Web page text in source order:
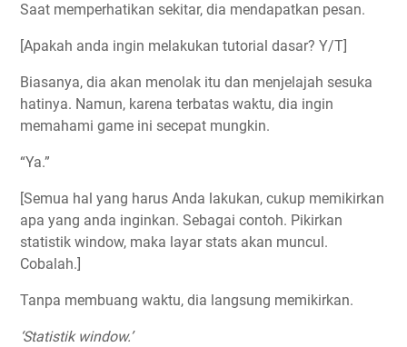
Saat memperhatikan sekitar, dia mendapatkan pesan.
[Apakah anda ingin melakukan tutorial dasar? Y/T]
Biasanya, dia akan menolak itu dan menjelajah sesuka
hatinya. Namun, karena terbatas waktu, dia ingin
memahami game ini secepat mungkin.
“Ya.”
[Semua hal yang harus Anda lakukan, cukup memikirkan
apa yang anda inginkan. Sebagai contoh. Pikirkan
statistik window, maka layar stats akan muncul.
Cobalah.]
Tanpa membuang waktu, dia langsung memikirkan.
‘Statistik window.’